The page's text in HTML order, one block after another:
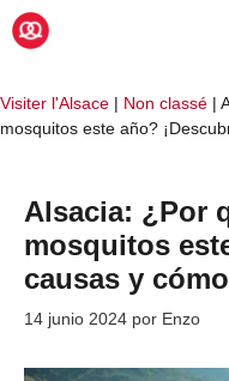
Saltar
Visiter l'Alsace | Non classé |
mosquitos este año?
Alsacia: ¿Por
mosquitos
causas y
14 junio 2024 por Enzo